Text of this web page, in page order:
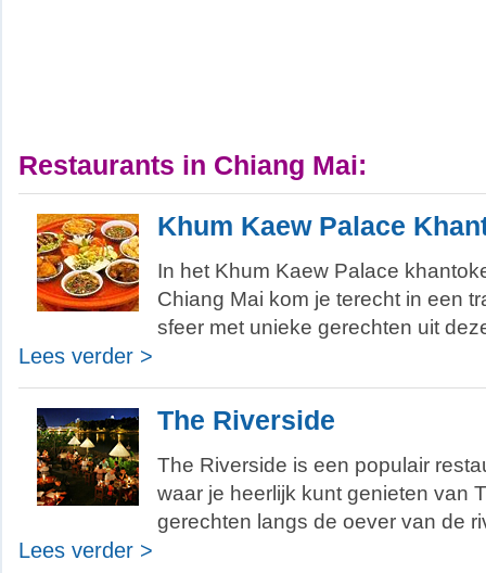
Restaurants in Chiang Mai:
Khum Kaew Palace
In het Khum Kaew Palace
Chiang Mai kom je terecht in een
sfeer met unieke gerechten uit
Lees verder >
The Riverside
The Riverside is een populair
waar je heerlijk kunt genieten van
gerechten langs de oever van de
Lees verder >